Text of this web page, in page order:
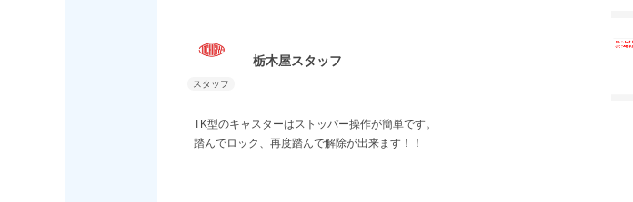
栃木屋スタッフ
TK型のキャスターはストッパー操作が簡単です。
踏んでロック、再度踏んで解除が出来ます！！